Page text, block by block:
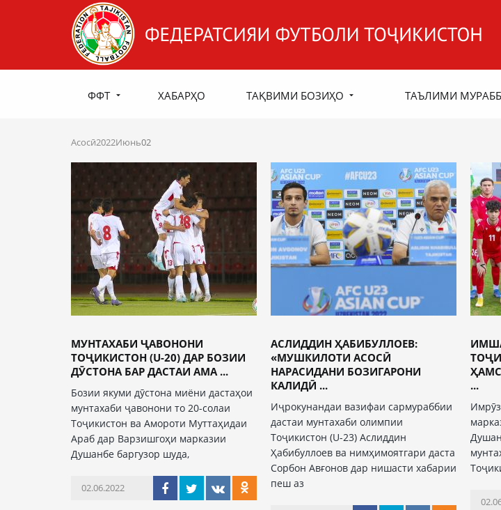
ФФТ ХАБАРҲО ТАҚВИМИ БОЗИҲО ТАЪЛИМИ
Асосӣ2022Июнь02
МУНТАХАБИ ҶАВОНОНИ
ТОҶИКИСТОН (U-20) ДАР БОЗИИ
ДӮСТОНА БАР ДАСТАИ АМА ...
Бозии якуми дӯстона миёни дастаҳои
мунтахаби ҷавонони то 20-солаи
Тоҷикистон ва Амороти Муттаҳидаи
Араб дар Варзишгоҳи марказии
Душанбе баргузор шуда,
02.06.2022
АСЛИДДИН ҲАБИБУЛЛОЕВ:
«МУШКИЛОТИ АСОСӢ
НАРАСИДАНИ БОЗИГАРОНИ
КАЛИДӢ ...
Иҷрокунандаи вазифаи сармураббии
дастаи мунтахаби олимпии
Тоҷикистон (U-23) Аслиддин
Ҳабибуллоев ва нимҳимоятгари даста
Сорбон Авғонов дар нишасти хабарии
пеш аз
...